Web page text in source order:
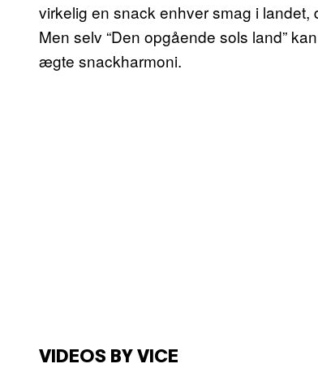
virkelig en snack enhver smag i landet,
Men selv “Den opgående sols land”
ægte snackharmoni.
VIDEOS BY VICE